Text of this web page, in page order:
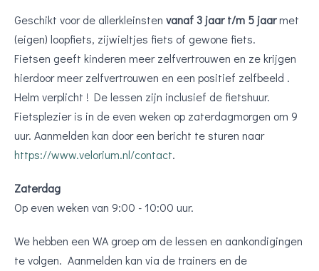
Geschikt voor de allerkleinsten vanaf 3 jaar t/m 5 jaarmet
(eigen) loopfiets, zijwieltjes fiets of gewone fiets.
Fietsen geeft kinderen meer zelfvertrouwen en ze krijgen
hierdoor meer zelfvertrouwen en een positief zelfbeeld .
Helm verplicht ! De lessen zijn inclusief de fietshuur.
Fietsplezier is in de even weken op zaterdagmorgen om 9
uur. Aanmelden kan door een bericht te sturen naar
https://www.velorium.nl/contact.
Zaterdag
Op even weken van 9:00 - 10:00 uur.
We hebben een WA groep om de lessen en aankondigingen
te volgen. Aanmelden kan via de trainers en de